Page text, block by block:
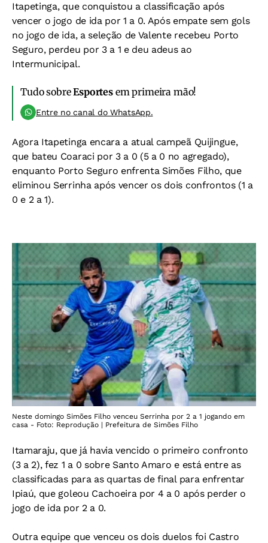
Itapetinga, que conquistou a classificação após
vencer o jogo de ida por 1 a 0. Após empate sem gols
no jogo de ida, a seleção de Valente recebeu Porto
Seguro, perdeu por 3 a 1 e deu adeus ao
Intermunicipal.
Tudo sobreEsportesem primeira mão!
Entre no canal do WhatsApp.
Agora Itapetinga encara a atual campeã Quijingue,
que bateu Coaraci por 3 a 0 (5 a 0 no agregado),
enquanto Porto Seguro enfrenta Simões Filho, que
eliminou Serrinha após vencer os dois confrontos (1 a
0 e 2 a 1).
Neste domingo Simões Filho venceu Serrinha por 2 a 1 jogando em
casa - Foto: Reprodução | Prefeitura de Simões Filho
Itamaraju, que já havia vencido o primeiro confronto
(3 a 2), fez 1 a 0 sobre Santo Amaro e está entre as
classificadas para as quartas de final para enfrentar
Ipiaú, que goleou Cachoeira por 4 a 0 após perder o
jogo de ida por 2 a 0.
Outra equipe que venceu os dois duelos foi Castro